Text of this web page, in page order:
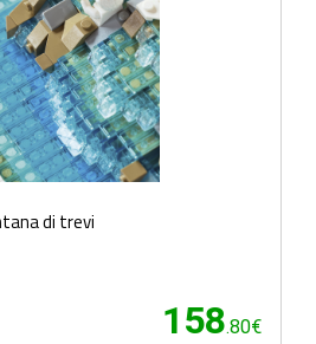
di trevi
158.80€